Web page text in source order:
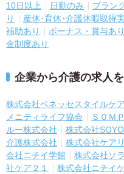
10日以上
日勤のみ ブラン
り
産休･育休･介護休暇取得
補助あり
ボーナス・賞与あり
金制度あり
企業から介護の求人
株式会社ベネッセスタイルケア
メニティライフ協会
ＳＯＭ
ルー株式会社
株式会社
介護株式会社
株式会社ケア
会社ニチイ学館
株式会社ソ
社ケア２１
株式会社ニチイ